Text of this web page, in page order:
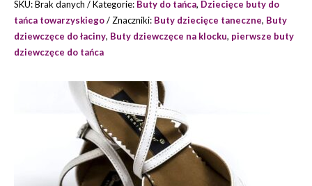
MARKI
GRAND
PRIX
SKU:Brak danych Kategorie: Buty do tańca, Dziecięce buty do
tańca towarzyskiego
Znaczniki: Buty dziecięce taneczne, Buty
dziewczęce do łaciny, Buty dziewczęce na klocku, pierwsze buty
dziewczęce do tańca